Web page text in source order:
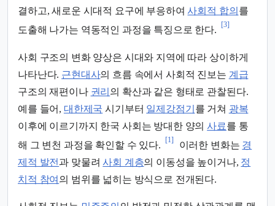
결하고, 새로운 시대적 요구에 부응하여사회적 합의 를
도출해 나가는 역동적인 과정을 특징으로 한다.
[3]
사회 구조의 변화 양상은 시대와 지역에 따라 상이하게
나타난다. 근현대사의 흐름 속에서 사회적 진보는 계급
구조의 재편이나 권리 의 확산과 같은 형태로 관찰된다.
예를 들어, 대한제국 시기부터 일제강점기 를 거쳐 광복
이후에 이르기까지 한국 사회는 방대한 양의사료를 통
해 그 변천 과정을 확인할 수 있다.
[1]
이러한 변화는 경
제적 발전 과 맞물려사회 계층의 이동성을 높이거나, 정
치적 참여 의 범위를 넓히는 방식으로 전개된다.